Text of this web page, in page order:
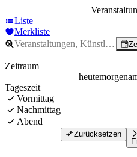
Liste
Merkliste
Zeitraum
heutemorgen
Tageszeit
Vormittag
Nachmittag
Abend
Zurücksetzen